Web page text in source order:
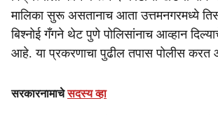
मालिका सुरू असतानाच आता उत्तमनगरमध्ये
बिश्नोई गँगने थेट पुणे पोलिसांनाच आव्हान
आहे. या प्रकरणाचा पुढील तपास पोलीस करत
सरकारनामाचेसदस्य व्हा